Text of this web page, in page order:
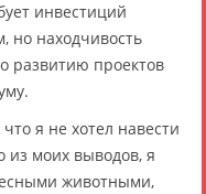
инвестиций
но находчивость
развитию проектов
я не хотел навести
из моих выводов, я
животными,